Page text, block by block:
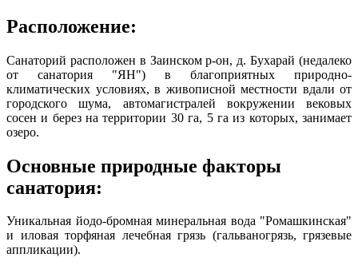
Расположение:
Санаторий расположен в Заинском р-он, д. Бухарай (недалеко
от санатория "ЯН") в благоприятных природно-
климатических условиях, в живописной местности вдали от
городского шума, автомагистралей вокружении вековых
сосен и берез на территории 30 га, 5 га из которых, занимает
озеро.
Основные природные факторы
санатория:
Уникальная йодо-бромная минеральная вода "Ромашкинская"
и иловая торфяная лечебная грязь (гальваногрязь, грязевые
аппликации).